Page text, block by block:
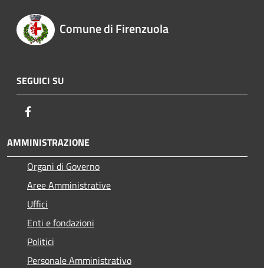
Comune di Firenzuola
SEGUICI SU
AMMINISTRAZIONE
Organi di Governo
Aree Amministrative
Uffici
Enti e fondazioni
Politici
Personale Amministrativo